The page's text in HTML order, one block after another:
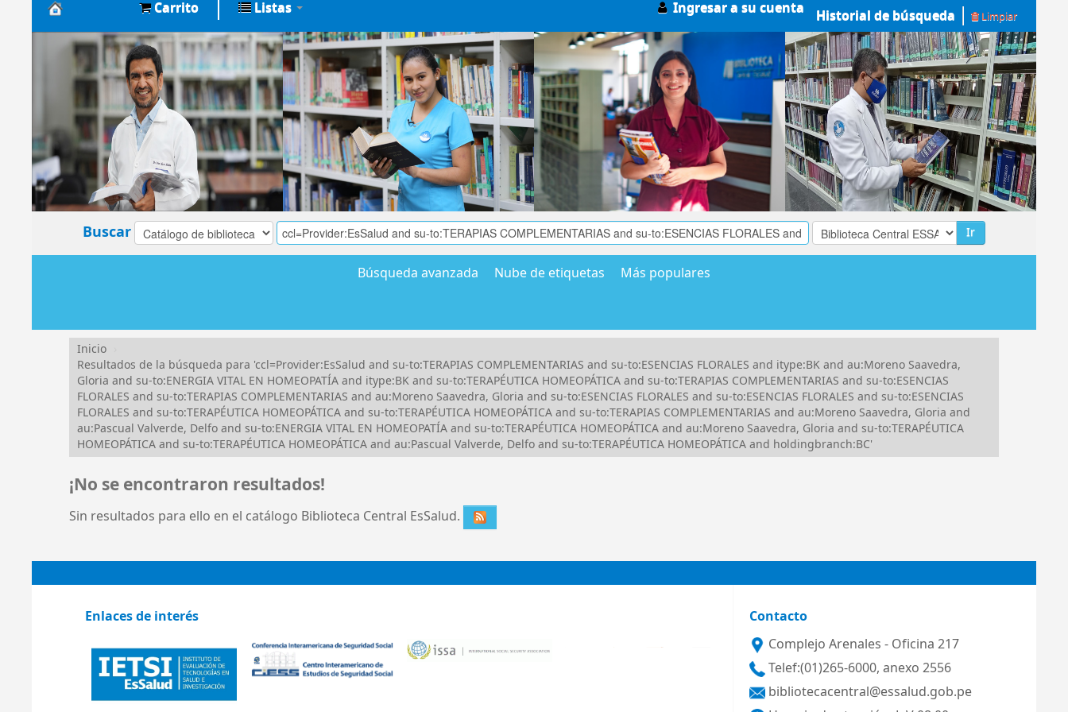
Biblioteca
Central
EsSalud
Carrito Listas Ingresar a su cuenta Historial de búsqueda Limpiar
Buscar Ir
Búsqueda avanzada Nube de etiquetas Más populares
Inicio
Resultados de la búsqueda para 'ccl=Provider:EsSalud and su-to:TERAPIAS COMPLEMENTARIAS and su-to:ESENCIAS FLORALES and itype:BK and au:Moreno Saavedra,
Gloria and su-to:ENERGIA VITAL EN HOMEOPATÍA and itype:BK and su-to:TERAPÉUTICA HOMEOPÁTICA and su-to:TERAPIAS COMPLEMENTARIAS and su-to:ESENCIAS
FLORALES and su-to:TERAPIAS COMPLEMENTARIAS and au:Moreno Saavedra, Gloria and su-to:ESENCIAS FLORALES and su-to:ESENCIAS FLORALES and su-to:ESENCIAS
FLORALES and su-to:TERAPÉUTICA HOMEOPÁTICA and su-to:TERAPÉUTICA HOMEOPÁTICA and su-to:TERAPIAS COMPLEMENTARIAS and au:Moreno Saavedra, Gloria and
au:Pascual Valverde, Delfo and su-to:ENERGIA VITAL EN HOMEOPATÍA and su-to:TERAPÉUTICA HOMEOPÁTICA and au:Moreno Saavedra, Gloria and su-to:TERAPÉUTICA
HOMEOPÁTICA and su-to:TERAPÉUTICA HOMEOPÁTICA and au:Pascual Valverde, Delfo and su-to:TERAPÉUTICA HOMEOPÁTICA and holdingbranch:BC'
¡No se encontraron resultados!
Sin resultados para ello en el catálogo Biblioteca Central EsSalud.
Enlaces de interés
Contacto
Complejo Arenales - Oficina 217
Telef:(01)265-6000, anexo 2556
bibliotecacentral@essalud.gob.pe